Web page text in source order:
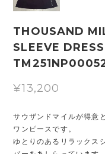
THOUSAND
SLEEVE DRESS
¥13,200
サウザンドマイルが得意
ワンピースです。
ゆとりのあるリラックス